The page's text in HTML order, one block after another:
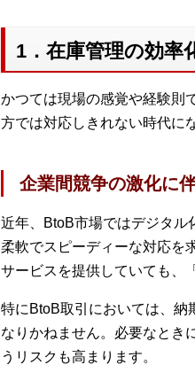
1．在庫管理の効率
かつては現場の感覚や経験則
方では対応しきれない時代に
企業間競争の激化に
近年、BtoB市場ではデジタル
柔軟でスピーディーな対応を
サービスを提供していても、
特にBtoB取引においては、納
なりかねません。必要なとき
うリスクも高まります。